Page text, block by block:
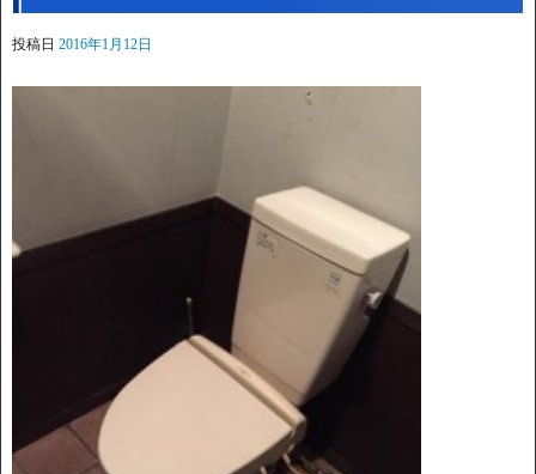
投稿日 2016年1月12日